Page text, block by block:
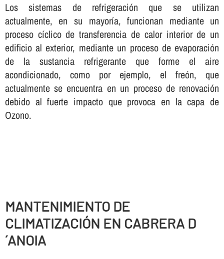
Los sistemas de refrigeración que se utilizan
actualmente, en su mayorí­a, funcionan mediante un
proceso cí­clico de transferencia de calor interior de un
edificio al exterior, mediante un proceso de evaporación
de la sustancia refrigerante que forme el aire
acondicionado, como por ejemplo, el freón, que
actualmente se encuentra en un proceso de renovación
debido al fuerte impacto que provoca en la capa de
Ozono.
MANTENIMIENTO DE
CLIMATIZACIÓN EN CABRERA D
´ANOIA